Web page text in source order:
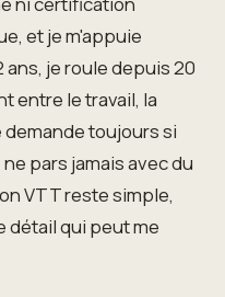
et je m'appuie
ans, je roule depuis 20
entre le travail, la
toujours si
pars jamais avec du
VTT reste simple,
détail qui peut me